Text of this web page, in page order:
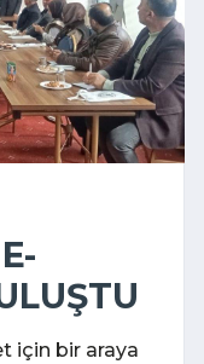
için bir araya